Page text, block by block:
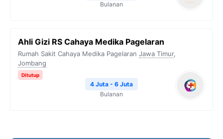
Bulanan
Ahli Gizi RS Cahaya Medika Pagelaran
Rumah Sakit Cahaya Medika Pagelaran Jawa Timur,
Jombang
Ditutup
4 Juta - 6 Juta
Bulanan